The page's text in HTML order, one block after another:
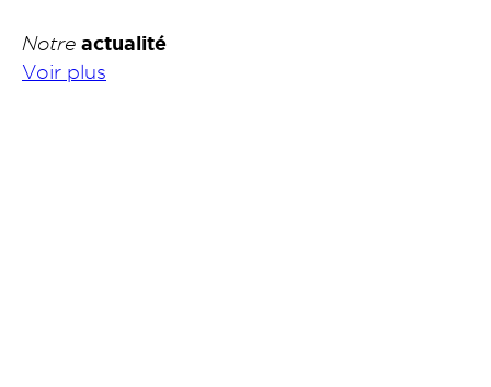
Notre actualité
Voir plus